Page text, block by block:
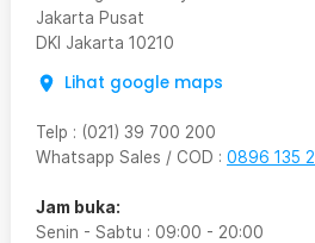
Jakarta Pusat
DKI Jakarta 10210
Lihat google maps
Telp : (021) 39 700 200
Whatsapp Sales / COD : 0896 135
Jam buka:
Senin - Sabtu : 09:00 - 20:00